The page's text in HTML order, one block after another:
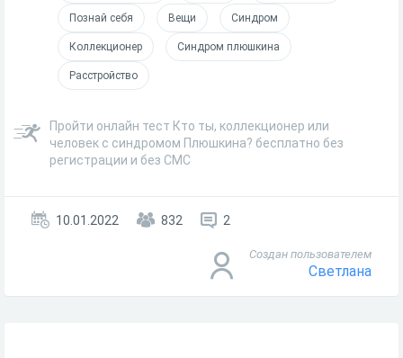
Познай себя Вещи Синдром
Коллекционер Синдром плюшкина
Расстройство
Пройти онлайн тест Кто ты, коллекционер или
человек с синдромом Плюшкина? бесплатно без
регистрации и без СМС
10.01.2022 832 2
Создан пользователем
Светлана